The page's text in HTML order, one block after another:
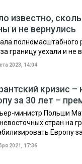
известно,
и не вернулись
полномасштабного
границу уехали и не
2023, 14:04
кризис
за 30 лет –
министр Польши
стран на
Европу
2021, 17:36